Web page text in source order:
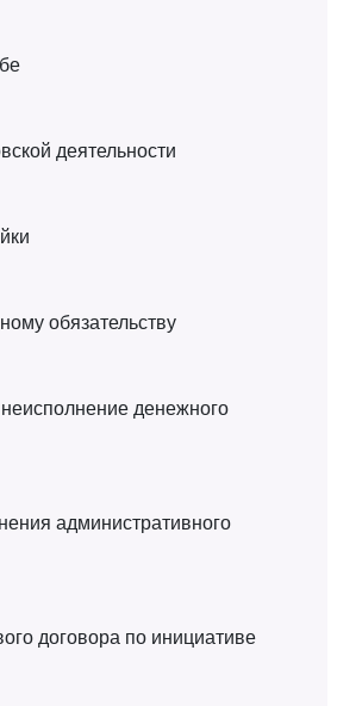
деятельности
обязательству
неисполнение денежного
административного
договора по инициативе